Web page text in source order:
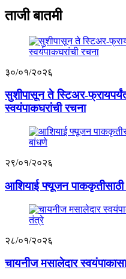
ताजी बातमी
३०/०१/२०२६
सुशीपासून ते स्टिअर-
स्वयंपाकघरांची रचना
२९/०१/२०२६
आशियाई फ्यूजन पाककृतीसाठी
२८/०१/२०२६
चायनीज मसालेदार